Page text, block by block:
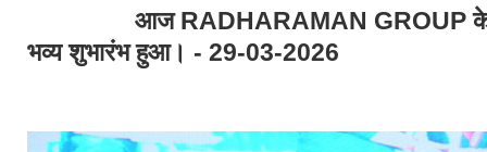
आज RADHARAMAN GROUP के
भव्य शुभारंभ हुआ। - 29-03-2026